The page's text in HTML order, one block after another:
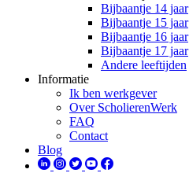
Bijbaantje 14 jaar
Bijbaantje 15 jaar
Bijbaantje 16 jaar
Bijbaantje 17 jaar
Andere leeftijden
Informatie
Ik ben werkgever
Over ScholierenWerk
FAQ
Contact
Blog